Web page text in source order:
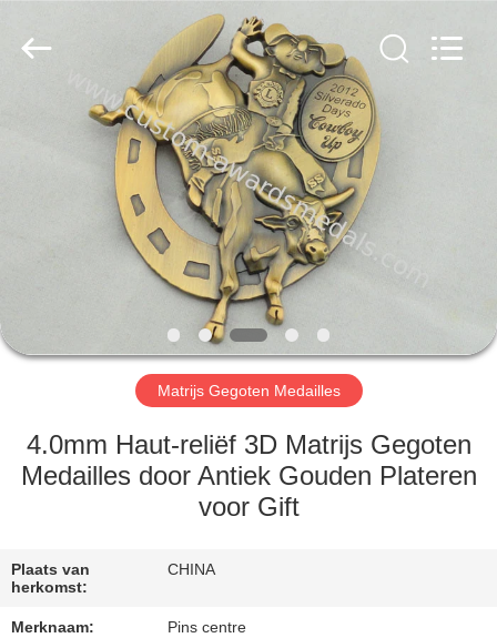
PRODUCTEN
ONGEVEER
FABRIEKSREIS
KWALITEITSCONTROLE
CONTACTEER
Rights
Matrijs Gegoten Medailles
4.0mm Haut-reliëf 3D Matrijs Gegoten
Medailles door Antiek Gouden Plateren
voor Gift
Plaats van
herkomst:
CHINA
Merknaam: Pins centre